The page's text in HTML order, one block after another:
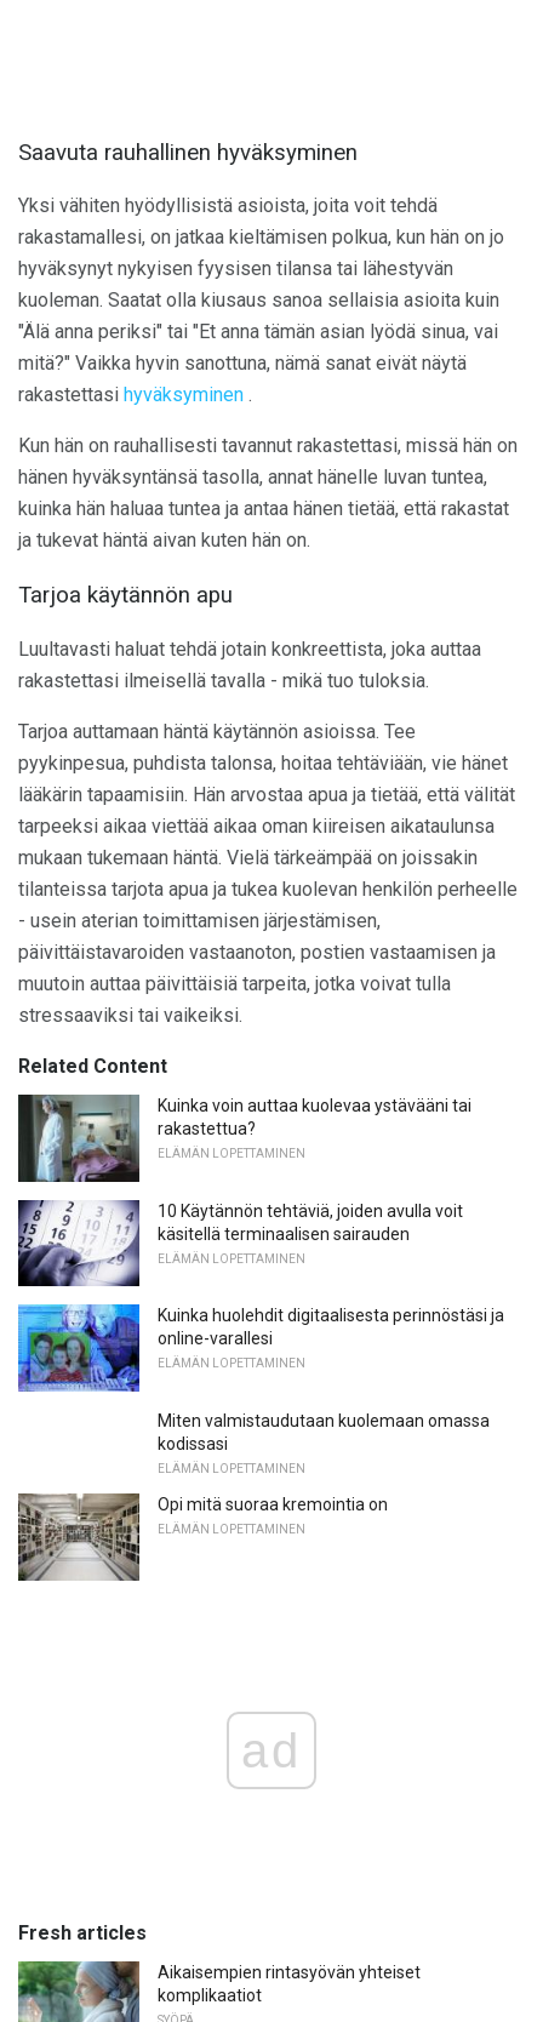
Saavuta rauhallinen hyväksyminen
Yksi vähiten hyödyllisistä asioista, joita voit tehdä
rakastamallesi, on jatkaa kieltämisen polkua, kun hän on jo
hyväksynyt nykyisen fyysisen tilansa tai lähestyvän
kuoleman. Saatat olla kiusaus sanoa sellaisia ​​asioita kuin
"Älä anna periksi" tai "Et anna tämän asian lyödä sinua, vai
mitä?" Vaikka hyvin sanottuna, nämä sanat eivät näytä
rakastettasi hyväksyminen .
Kun hän on rauhallisesti tavannut rakastettasi, missä hän on
hänen hyväksyntänsä tasolla, annat hänelle luvan tuntea,
kuinka hän haluaa tuntea ja antaa hänen tietää, että rakastat
ja tukevat häntä aivan kuten hän on.
Tarjoa käytännön apu
Luultavasti haluat tehdä jotain konkreettista, joka auttaa
rakastettasi ilmeisellä tavalla - mikä tuo tuloksia.
Tarjoa auttamaan häntä käytännön asioissa. Tee
pyykinpesua, puhdista talonsa, hoitaa tehtäviään, vie hänet
lääkärin tapaamisiin. Hän arvostaa apua ja tietää, että välität
tarpeeksi aikaa viettää aikaa oman kiireisen aikataulunsa
mukaan tukemaan häntä. Vielä tärkeämpää on joissakin
tilanteissa tarjota apua ja tukea kuolevan henkilön perheelle
- usein aterian toimittamisen järjestämisen,
päivittäistavaroiden vastaanoton, postien vastaamisen ja
muutoin auttaa päivittäisiä tarpeita, jotka voivat tulla
stressaaviksi tai vaikeiksi.
Related Content
Kuinka voin auttaa kuolevaa ystävääni tai
rakastettua?
ELÄMÄN LOPETTAMINEN
10 Käytännön tehtäviä, joiden avulla voit
käsitellä terminaalisen sairauden
ELÄMÄN LOPETTAMINEN
Kuinka huolehdit digitaalisesta perinnöstäsi ja
online-varallesi
ELÄMÄN LOPETTAMINEN
Miten valmistaudutaan kuolemaan omassa
kodissasi
ELÄMÄN LOPETTAMINEN
Opi mitä suoraa kremointia on
ELÄMÄN LOPETTAMINEN
ad
Fresh articles
Aikaisempien rintasyövän yhteiset
komplikaatiot